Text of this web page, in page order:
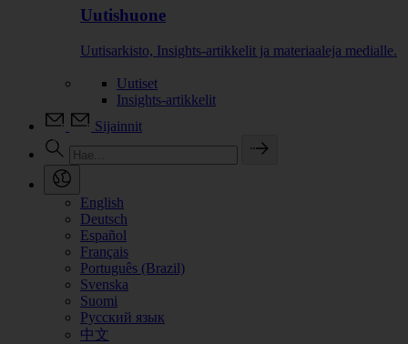
Uutishuone
Uutisarkisto, Insights-artikkelit ja materiaaleja medialle.
Uutiset
Insights-artikkelit
Sijainnit
English
Deutsch
Español
Français
Português (Brazil)
Svenska
Suomi
Русский язык
中文